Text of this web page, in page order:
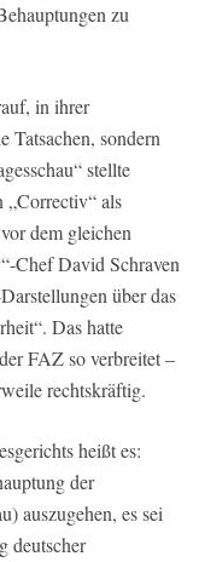
zu
in ihrer
Tatsachen, sondern
stellte
„Correctiv“ als
dem gleichen
Chef David Schraven
über das
Das hatte
FAZ so verbreitet –
rechtskräftig.
heißt es:
der
auszugehen, es sei
deutscher